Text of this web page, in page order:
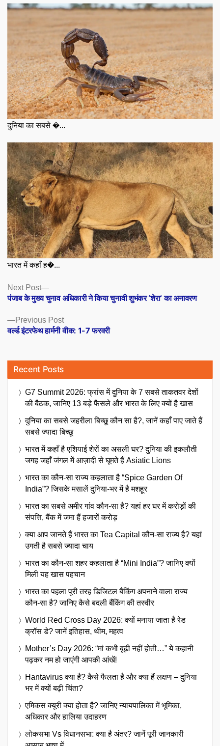
दुनिया का सबसे �...
भारत में कहाँ ह�...
Posts
navigation
Previous PostPrevious
post:
वर्ल्ड इंटरफेथ हार्मनी वीक: 1-7 फरवरी
Next Post
Next
post:
पंजाब के मुख्य चुनाव अधिकारी ने किया चुनावी शुभंकर ‘शेरा’ का अनावरण
Recent Posts
G7 Summit 2026: फ्रांस में दुनिया के 7 सबसे ताकतवर देशों
की बैठक, जानिए 13 बड़े फैसले और भारत के लिए क्यों है खास
दुनिया का सबसे जहरीला बिच्छू कौन सा है?, जानें कहाँ पाए जाते हैं
सबसे ज्यादा बिच्छू
भारत में कहाँ है एशियाई शेरों का असली घर? दुनिया की इकलौती
जगह जहाँ जंगल में आज़ादी से घूमते हैं Asiatic Lions
भारत का कौन-सा राज्य कहलाता है “Spice Garden Of
India”? जिसके मसालें दुनिया-भर में है मशहूर
भारत का सबसे अमीर गांव कौन-सा है? यहां हर घर में करोड़ों की
संपत्ति, बैंक में जमा हैं हजारों करोड़
क्या आप जानते हैं भारत का Tea Capital कौन-सा राज्य है? यहां
उगती है सबसे ज्यादा चाय
भारत का कौन-सा शहर कहलाता है “Mini India”? जानिए क्यों
मिली यह खास पहचान
भारत का पहला पूरी तरह डिजिटल बैंकिंग अपनाने वाला राज्य
कौन-सा है? जानिए कैसे बदली बैंकिंग की तस्वीर
World Red Cross Day 2026: क्यों मनाया जाता है रेड
क्रॉस डे? जानें इतिहास, थीम, महत्व
Mother’s Day 2026: “मां कभी बूढ़ी नहीं होती…” ये कहानी
पढ़कर नम हो जाएंगी आपकी आंखें!
Hantavirus क्या है? कैसे फैलता है और क्या हैं लक्षण – दुनिया
भर में क्यों बढ़ी चिंता?
एमिकस क्यूरी क्या होता है? जानिए न्यायपालिका में भूमिका,
अधिकार और हालिया उदाहरण
लोकसभा Vs विधानसभा: क्या है अंतर? जानें पूरी जानकारी